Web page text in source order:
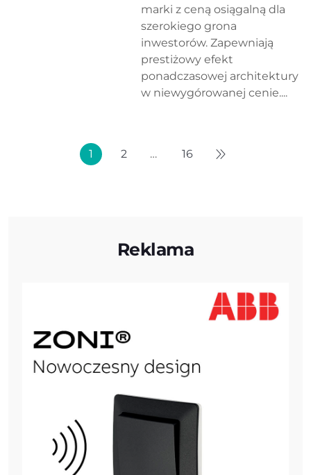
marki z ceną osiągalną dla
szerokiego grona
inwestorów. Zapewniają
prestiżowy efekt
ponadczasowej architektury
w niewygórowanej cenie....
1 2 … 16
Reklama